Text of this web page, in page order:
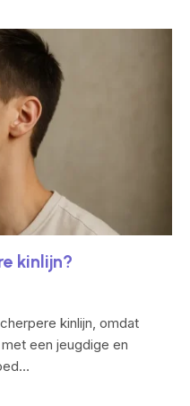
kinlijn?
kinlijn, omdat
een jeugdige en